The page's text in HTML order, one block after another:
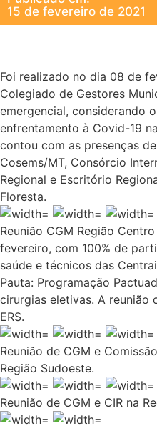
15 de fevereiro de 2021
Foi realizado no dia 08 de
Colegiado de Gestores
emergencial, considerando
enfrentamento à Covid-19
contou com as presenças
Cosems/MT, Consórcio
Regional e Escritório
Floresta.
Reunião CGM Região
fevereiro, com 100% de
saúde e técnicos das
Pauta: Programação
cirurgias eletivas. A
ERS.
Reunião de CGM e
Região Sudoeste.
Reunião de CGM e CIR na